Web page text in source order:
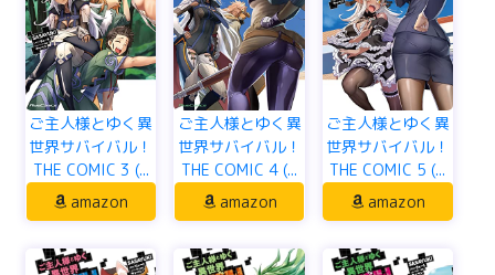
ご主人様とゆく異
世界サバイバル！
THE COMIC 3 (...
amazon
ご主人様とゆく異
世界サバイバル！
THE COMIC 4 (...
amazon
ご主人様とゆく異
世界サバイバル！
THE COMIC 5 (...
amazon